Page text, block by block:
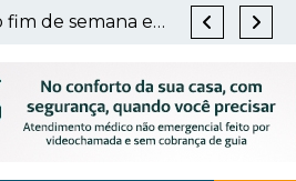
Arena ACIF Pais & Filhos e atrações culturais movimentam o fim de semana em Franca